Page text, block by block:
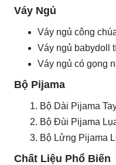
Váy Ngủ
Váy ngủ công
Váy ngủ babydoll
Váy ngủ có gọng
Bộ Pijama
Bộ Dài Pijama
Bộ Đùi Pijama
Bộ Lửng Pijama
Chất Liệu Phổ Biến